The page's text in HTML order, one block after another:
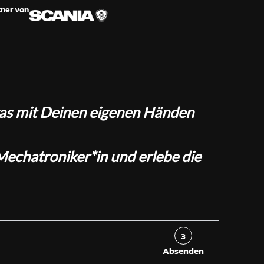
von
mit Deinen eigenen Händen
und erlebe die
3
Absenden